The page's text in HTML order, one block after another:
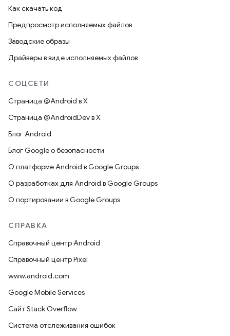
Как скачать код
Предпросмотр исполняемых файлов
Заводские образы
Драйверы в виде исполняемых файлов
СОЦСЕТИ
Страница @Android в X
Страница @AndroidDev в X
Блог Android
Блог Google о безопасности
О платформе Android в Google Groups
О разработках для Android в Google Groups
О портировании в Google Groups
СПРАВКА
Справочный центр Android
Справочный центр Pixel
www.android.com
Google Mobile Services
Сайт Stack Overflow
Система отслеживания ошибок